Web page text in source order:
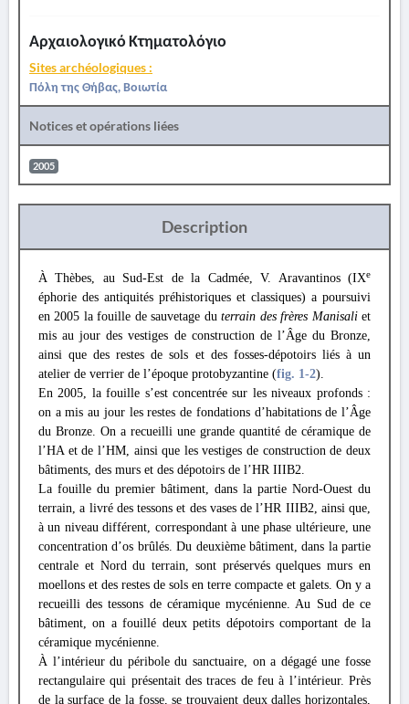
Αρχαιολογικό Κτηματολόγιο
Sites archéologiques :
Πόλη της Θήβας, Βοιωτία
Notices et opérations liées
2005
Description
À Thèbes, au Sud-Est de la Cadmée, V. Aravantinos (IXe
éphorie des antiquités préhistoriques et classiques) a poursuivi
en 2005 la fouille de sauvetage duterrain des frères Manisaliet
mis au jour des vestiges de construction de l’Âge du Bronze,
ainsi que des restes de sols et des fosses-dépotoirs liés à un
atelier de verrier de l’époque protobyzantine (fig. 1-2).
En 2005, la fouille s’est concentrée sur les niveaux profonds :
on a mis au jour les restes de fondations d’habitations de l’Âge
du Bronze. On a recueilli une grande quantité de céramique de
l’HA et de l’HM, ainsi que les vestiges de construction de deux
bâtiments, des murs et des dépotoirs de l’HR IIIB2.
La fouille du premier bâtiment, dans la partie Nord-Ouest du
terrain, a livré des tessons et des vases de l’HR IIIB2, ainsi que,
à un niveau différent, correspondant à une phase ultérieure, une
concentration d’os brûlés. Du deuxième bâtiment, dans la partie
centrale et Nord du terrain, sont préservés quelques murs en
moellons et des restes de sols en terre compacte et galets. On y a
recueilli des tessons de céramique mycénienne. Au Sud de ce
bâtiment, on a fouillé deux petits dépotoirs comportant de la
céramique mycénienne.
À l’intérieur du péribole du sanctuaire, on a dégagé une fosse
rectangulaire qui présentait des traces de feu à l’intérieur. Près
de la surface de la fosse, se trouvaient deux dalles horizontales,